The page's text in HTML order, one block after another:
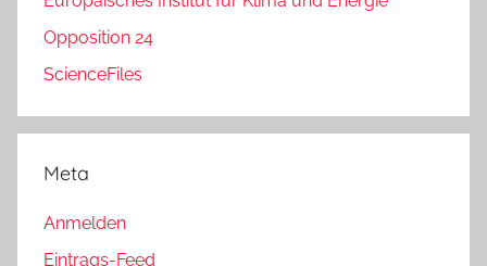
Opposition 24
ScienceFiles
Meta
Anmelden
Eintrags-Feed